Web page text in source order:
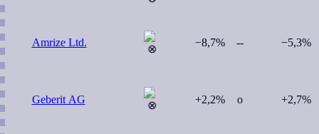
Amrize Ltd. −8,7% -- −5,3%
Geberit AG +2,2% o +2,7%